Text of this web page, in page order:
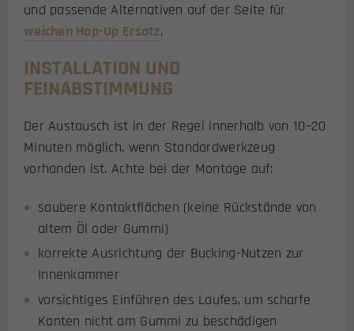
und passende Alternativen auf der Seite für
weichen Hop-Up Ersatz.
INSTALLATION UND
FEINABSTIMMUNG
Der Austausch ist in der Regel innerhalb von 10–20
Minuten möglich, wenn Standardwerkzeug
vorhanden ist. Achte bei der Montage auf:
saubere Kontaktflächen (keine Rückstände von
altem Öl oder Gummi)
korrekte Ausrichtung der Bucking-Nutzen zur
Innenkammer
vorsichtiges Einführen des Laufes, um scharfe
Kanten nicht am Gummi zu beschädigen